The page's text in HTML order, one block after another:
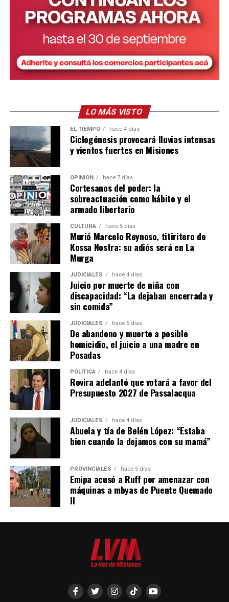
LO MÁS VISTO
EL TIEMPO hace 4 días
Ciclogénesis provocará lluvias intensas
y vientos fuertes en Misiones
OPINIÓN hace 7 días
Cortesanos del poder: la
sobreactuación como hábito y el
armado libertario
CULTURA hace 5 días
Murió Marcelo Reynoso, titiritero de
Kossa Nostra: su adiós será en La
Murga
JUDICIALES hace 4 días
Juicio por muerte de niña con
discapacidad: “La dejaban encerrada y
sin comida”
JUDICIALES hace 5 días
De abandono y muerte a posible
homicidio, el juicio a una madre en
Posadas
POLÍTICA hace 4 días
Rovira adelantó que votará a favor del
Presupuesto 2027 de Passalacqua
JUDICIALES hace 4 días
Abuela y tía de Belén López: “Estaba
bien cuando la dejamos con su mamá”
PROVINCIALES hace 5 días
Emipa acusó a Ruff por amenazar con
máquinas a mbyas de Puente Quemado
II